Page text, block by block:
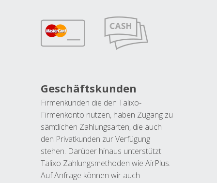
Geschäftskunden
Firmenkunden die den Talixo-
Firmenkonto nutzen, haben Zugang zu
sämtlichen Zahlungsarten, die auch
den Privatkunden zur Verfügung
stehen. Darüber hinaus unterstützt
Talixo Zahlungsmethoden wie AirPlus.
Auf Anfrage können wir auch